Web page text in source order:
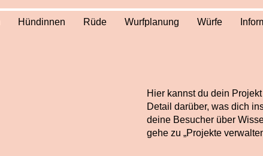
Hündinnen Rüde Wurfplanung Würfe
Hier kannst du dein
Detail darüber, was dich
deine Besucher über
gehe zu „Projekte